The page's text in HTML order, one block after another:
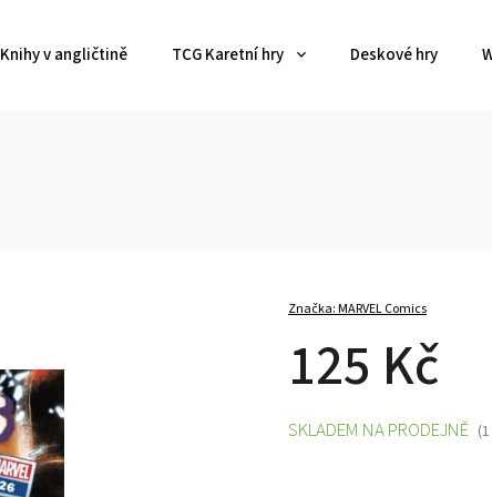
Knihy v angličtině TCG Karetní hry Deskové hry
Značka:MARVEL Comics
125 Kč
SKLADEM NA PRODEJNĚ